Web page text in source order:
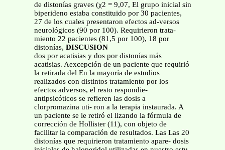
de distonías graves (χ2 = 9,07, El grupo inicial sin
biperideno estaba constituido por 30 pacientes,
27 de los cuales presentaron efectos ad-versos
neurológicos (90 por 100). Requirieron trata-
miento 22 pacientes (81,5 por 100), 18 por
distonías, DISCUSION
dos por acatisias y dos por distonías más
acatisias. Aexcepción de un paciente que requirió
la retirada del En la mayoría de estudios
realizados con distintos tratamiento por los
efectos adversos, el resto respondie-
antipsicóticos se refieren las dosis a
clorpromazina uti- ron a la terapia instaurada. A
un paciente se le retiró el lizando la fórmula de
corrección de Hollister (11), con objeto de
facilitar la comparación de resultados. Las Las 20
distonías que requirieron tratamiento apare- dosis